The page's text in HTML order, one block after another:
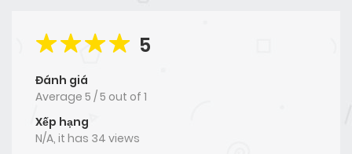
5
Đánh giá
Average 5 /5 out of 1
Xếp hạng
N/A, it has 34 views